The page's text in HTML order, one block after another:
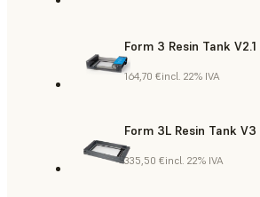
Form 3 Resin Tank V2.1
164,70 €incl. 22% IVA
Form 3L Resin Tank V3
335,50 €incl. 22% IVA